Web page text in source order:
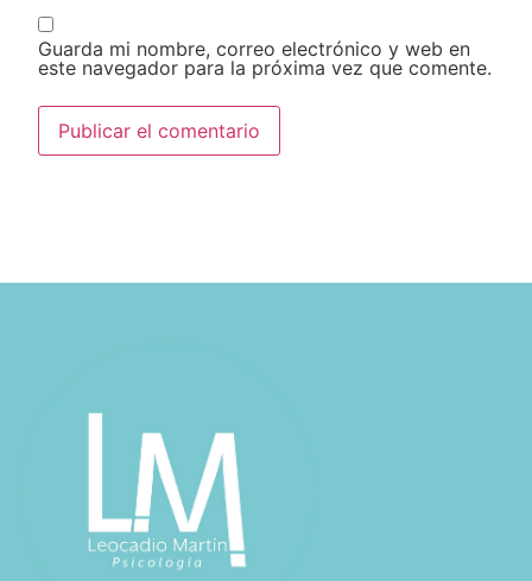
Guarda mi nombre, correo electrónico y web en
este navegador para la próxima vez que comente.